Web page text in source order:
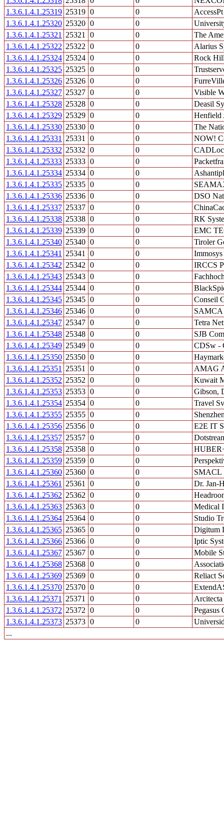
1.3.6.1.4.1.25319 25319 0 0
1.3.6.1.4.1.25320 25320 0 0
1.3.6.1.4.1.25321
25321 0 0
The
1.3.6.1.4.1.25322 25322 0 0
Alarius
1.3.6.1.4.1.25324 25324 0 0
Rock
1.3.6.1.4.1.25325 25325 0 0
1.3.6.1.4.1.25326 25326 0 0
1.3.6.1.4.1.25327 25327 0 0
Visible
1.3.6.1.4.1.25328 25328 0 0
Deasil
1.3.6.1.4.1.25329 25329 0 0
Henfield
1.3.6.1.4.1.25330 25330 0 0
The
1.3.6.1.4.1.25331
25331 0 0
NOW!
1.3.6.1.4.1.25332 25332 0 0
1.3.6.1.4.1.25333 25333 0 0
1.3.6.1.4.1.25334 25334 0 0
1.3.6.1.4.1.25335 25335 0 0
1.3.6.1.4.1.25336 25336 0 0
DSO
1.3.6.1.4.1.25337 25337 0 0
1.3.6.1.4.1.25338 25338 0 0
RK
1.3.6.1.4.1.25339 25339 0 0
EMC
1.3.6.1.4.1.25340 25340 0 0
Tiroler
1.3.6.1.4.1.25341
25341 0 0
1.3.6.1.4.1.25342 25342 0 0
IRCCS
1.3.6.1.4.1.25343 25343 0 0
1.3.6.1.4.1.25344 25344 0 0
1.3.6.1.4.1.25345 25345 0 0
Conseil
1.3.6.1.4.1.25346 25346 0 0
SAMCA
1.3.6.1.4.1.25347 25347 0 0
Tetra
1.3.6.1.4.1.25348 25348 0 0
SJB
1.3.6.1.4.1.25349 25349 0 0
CDSw -
1.3.6.1.4.1.25350 25350 0 0
1.3.6.1.4.1.25351
25351 0 0
AMAG
1.3.6.1.4.1.25352 25352 0 0
Kuwait
1.3.6.1.4.1.25353 25353 0 0
Gibson,
1.3.6.1.4.1.25354 25354 0 0
Travel
1.3.6.1.4.1.25355 25355 0 0
1.3.6.1.4.1.25356 25356 0 0
E2E IT
1.3.6.1.4.1.25357 25357 0 0
1.3.6.1.4.1.25358 25358 0 0
1.3.6.1.4.1.25359 25359 0 0
1.3.6.1.4.1.25360 25360 0 0
SMACL
1.3.6.1.4.1.25361
25361 0 0
Dr. Jan-
1.3.6.1.4.1.25362 25362 0 0
1.3.6.1.4.1.25363 25363 0 0
Medical
1.3.6.1.4.1.25364 25364 0 0
Studio
1.3.6.1.4.1.25365 25365 0 0
Digitum
1.3.6.1.4.1.25366 25366 0 0
Iptic
1.3.6.1.4.1.25367 25367 0 0
Mobile
1.3.6.1.4.1.25368 25368 0 0
1.3.6.1.4.1.25369 25369 0 0
Reliact
1.3.6.1.4.1.25370 25370 0 0
1.3.6.1.4.1.25371
25371 0 0
1.3.6.1.4.1.25372 25372 0 0
Pegasus
1.3.6.1.4.1.25373 25373 0 0
...